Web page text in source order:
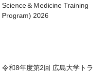
Science＆Ｍedicine Training
Program) 2026
令和8年度第2回 広島大学トラ